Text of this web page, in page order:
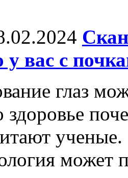
у вас с
глаз
здоровье
ученые.
может